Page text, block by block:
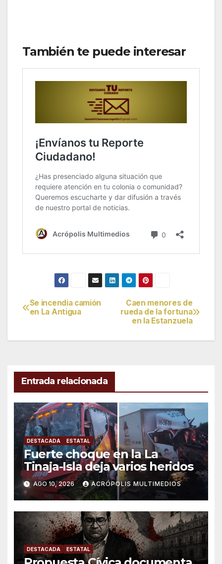
También te puede interesar
Navegación
Caen menores de
rueda de la fortuna
en la Estanzuela
Se incendia camión
en La Antigua
Entrada relacionada
DESTACADA ESTATAL
Fuerte choque en la La
Tinaja-Isla deja varios heridos
AGO 10, 2026 ACRÓPOLIS MULTIMEDIOS
DESTACADA ESTATAL